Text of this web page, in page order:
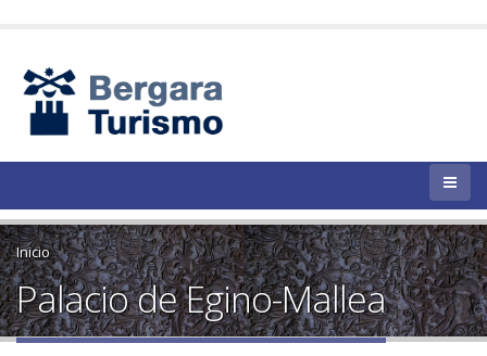
Inicio
Palacio de Egino-Mallea